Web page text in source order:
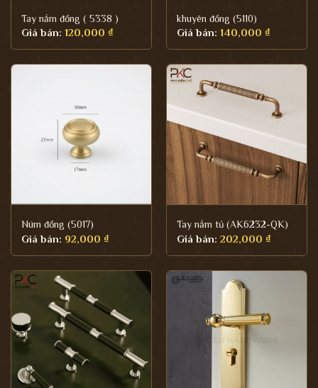
Tay nắm đồng ( 5338 )
Giá bán: 120,000 ₫
khuyên đồng (5110)
Giá bán: 140,000 ₫
Núm đồng (5017)
Giá bán: 92,000 ₫
Tay nắm tủ (AK6232-QK)
Giá bán: 202,000 ₫